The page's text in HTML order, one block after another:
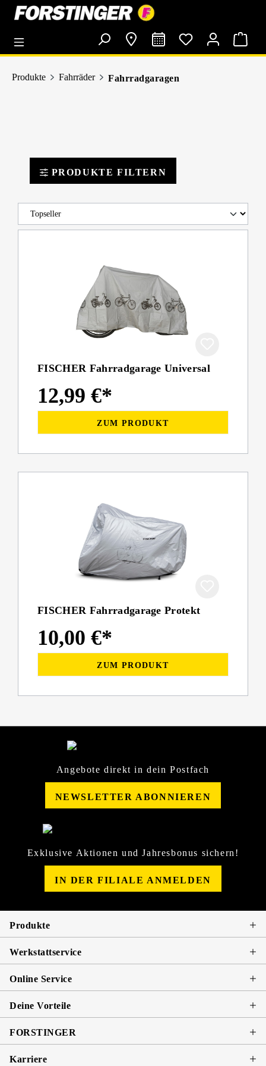
springen
Produkte Fahrräder Fahrradgaragen
PRODUKTE FILTERN
FISCHER Fahrradgarage Universal
12,99 €*
ZUM PRODUKT
FISCHER Fahrradgarage Protekt
10,00 €*
ZUM PRODUKT
Angebote direkt in dein Postfach
NEWSLETTER ABONNIEREN
Exklusive Aktionen und Jahresbonus sichern!
IN DER FILIALE ANMELDEN
Produkte
Werkstattservice
Online Service
Deine Vorteile
FORSTINGER
Karriere